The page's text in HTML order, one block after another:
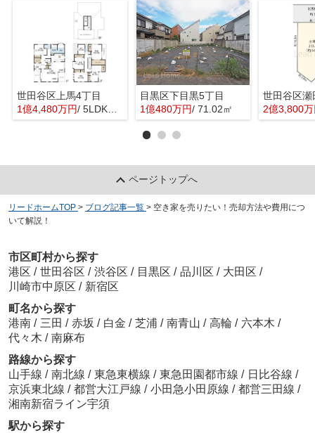
世田谷区上馬4丁目
1億4,480万円/ 5LDK＋1S(納戸)
目黒区下目黒5丁目
1億480万円/ 71.02㎡
世田谷区瀬
2億3,800
ページトップへ
リードホームTOP > ブログ記事一覧 > 空き家を売りたい！売却方法や費用につ
いて解説！
市区町村から探す
港区 / 世田谷区 / 渋谷区 / 目黒区 / 品川区 / 大田区 /
川崎市中原区 / 新宿区
町名から探す
港南 / 三田 / 赤坂 / 白金 / 芝浦 / 南青山 / 高輪 / 六本木 /
代々木 / 南麻布
路線から探す
山手線 / 南北線 / 東急東横線 / 東急田園都市線 / 日比谷線 /
京浜東北線 / 都営大江戸線 / 小田急小田原線 / 都営三田線 /
湘南新宿ライン宇須
駅から探す